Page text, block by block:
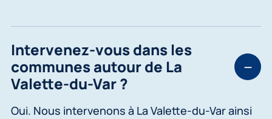
Intervenez-vous dans les
communes autour de La
Valette-du-Var ?
Oui. Nous intervenons à La Valette-du-Var ainsi